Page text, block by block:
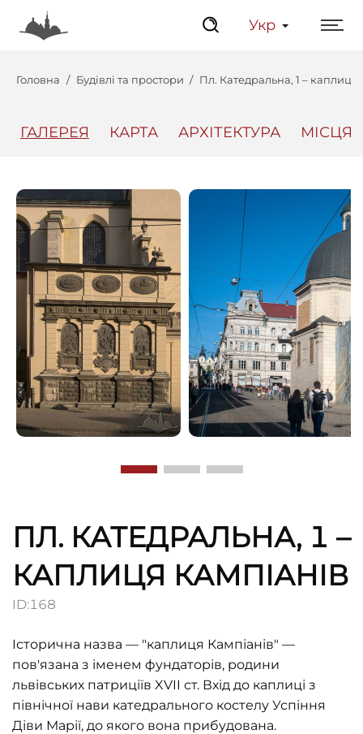
Укр
Головна Будівлі та простори Пл. Катедральна, 1 – каплиця
ГАЛЕРЕЯ КАРТА АРХІТЕКТУРА МІСЦЯ
ПЛ. КАТЕДРАЛЬНА, 1 –
КАПЛИЦЯ КАМПІАНІВ
ID:168
Історична назва — "каплиця Кампіанів" —
пов'язана з іменем фундаторів, родини
львівських патриціїв XVII ст. Вхід до каплиці з
північної нави катедрального костелу Успіння
Діви Марії, до якого вона прибудована.